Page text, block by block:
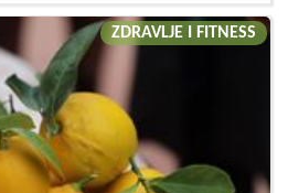
ZDRAVLJE I FITNESS